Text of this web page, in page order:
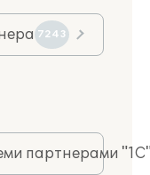
7243
партнерами